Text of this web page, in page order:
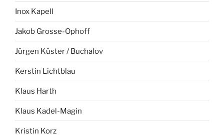
Inox Kapell
Jakob Grosse-Ophoff
Jürgen Küster / Buchalov
Kerstin Lichtblau
Klaus Harth
Klaus Kadel-Magin
Kristin Korz